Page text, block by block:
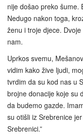
nije došao preko šume.
Nedugo nakon toga,
ženu i troje djece.
nam.
Uprkos svemu,
vidim kako žive ljudi,
tvrdim da su kod nas u
brojne donacije koje su
da budemo gazde.
su otišli iz Srebrenice
Srebrenici.”